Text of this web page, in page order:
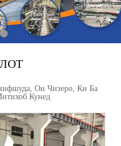
Он Чизеро, Ки Ба
Кунед